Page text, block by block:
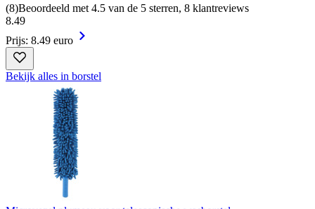
(8)Beoordeeld met 4.5 van de 5 sterren, 8 klantreviews
8.49
Prijs: 8.49 euro
Bekijk alles in borstel